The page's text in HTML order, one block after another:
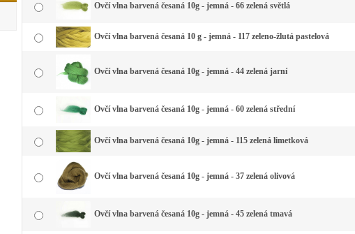
Ovčí vlna barvená česaná 10g - jemná - 66 zelená světlá
Ovčí vlna barvená česaná 10 g - jemná - 117 zeleno-žlutá pastelová
Ovčí vlna barvená česaná 10g - jemná - 44 zelená jarní
Ovčí vlna barvená česaná 10g - jemná - 60 zelená střední
Ovčí vlna barvená česaná 10g - jemná - 115 zelená limetková
Ovčí vlna barvená česaná 10g - jemná - 37 zelená olivová
Ovčí vlna barvená česaná 10g - jemná - 45 zelená tmavá